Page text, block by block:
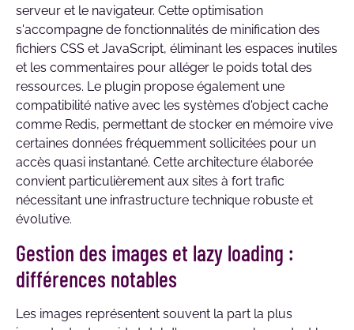
serveur et le navigateur. Cette optimisation
s'accompagne de fonctionnalités de minification des
fichiers CSS et JavaScript, éliminant les espaces inutiles
et les commentaires pour alléger le poids total des
ressources. Le plugin propose également une
compatibilité native avec les systèmes d'object cache
comme Redis, permettant de stocker en mémoire vive
certaines données fréquemment sollicitées pour un
accès quasi instantané. Cette architecture élaborée
convient particulièrement aux sites à fort trafic
nécessitant une infrastructure technique robuste et
évolutive.
Gestion des images et lazy loading :
différences notables
Les images représentent souvent la part la plus